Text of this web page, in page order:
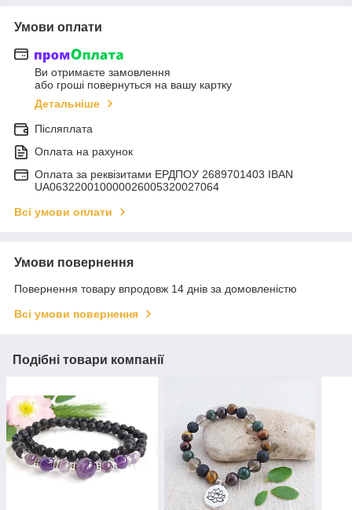
Умови оплати
Ви отримаєте замовлення
або гроші повернуться на вашу картку
Детальніше
Післяплата
Оплата на рахунок
Оплата за реквізитами ЕРДПОУ 2689701403 IBAN
UA063220010000026005320027064
Всі умови оплати
Умови повернення
Повернення товару впродовж 14 днів за домовленістю
Всі умови повернення
Подібні товари компанії